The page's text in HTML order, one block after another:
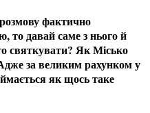
фактично
то давай саме з нього й
святкувати? Як Місько
за великим рахунком у
як щось таке